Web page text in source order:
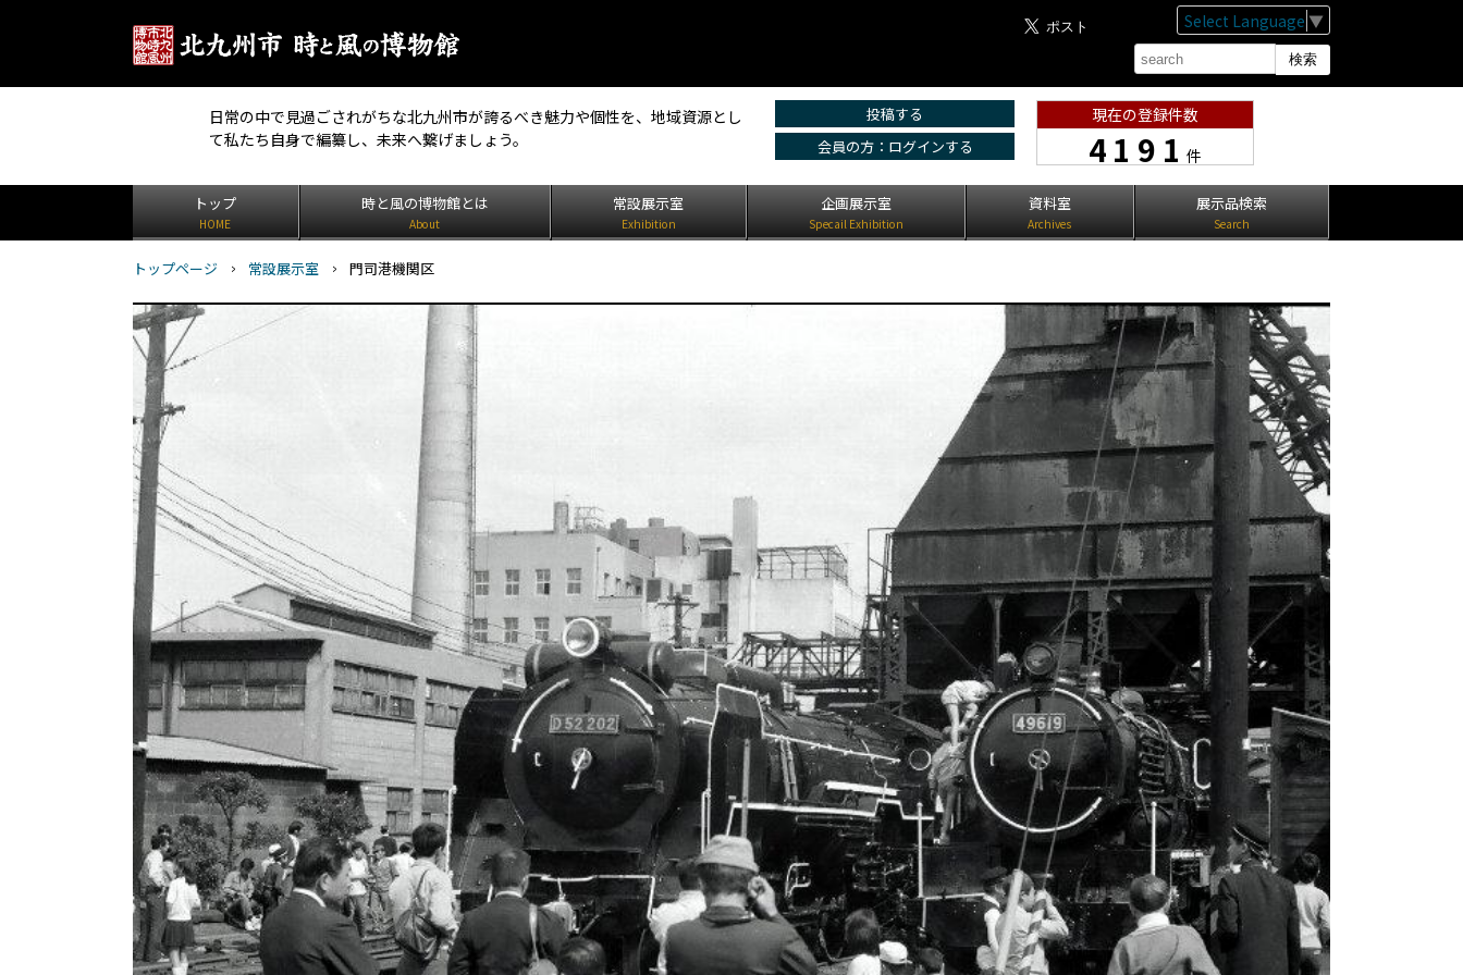
Select Language ▼
日常の中で見過ごされがちな北九州市が誇るべき魅力や個性を、地域資源とし
て私たち自身で編纂し、未来へ繋げましょう。
投稿する
会員の方：ログインする
現在の登録件数
4191件
トップ
HOME
時と風の博物館とは
About
常設展示室
Exhibition
企画展示室
Specail Exhibition
資料室
Archives
展示品検索
Search
トップページ 常設展示室 門司港機関区